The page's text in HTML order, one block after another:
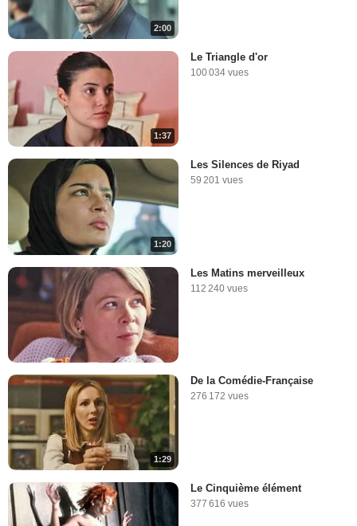
2:00
1:37
Le Triangle d'or
100 034 vues
1:20
Les Silences de Riyad
59 201 vues
Les Matins merveilleux
112 240 vues
1:29
De la Comédie-Française
276 172 vues
Le Cinquième élément
377 616 vues